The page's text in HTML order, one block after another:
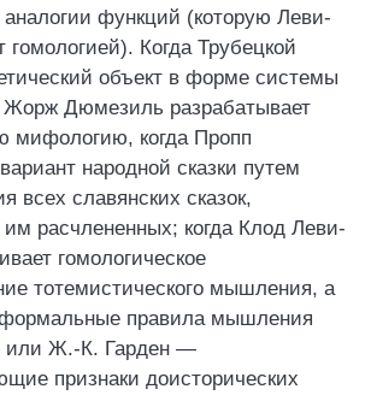
аналогии функций (которую Леви-
гомологией). Когда Трубецкой
объект в форме системы
Жорж Дюмезиль разрабатывает
мифологию, когда Пропп
народной сказки путем
всех славянских сказок,
им расчлененных; когда Клод Леви-
гомологическое
тотемистического мышления, а
правила мышления
или Ж.-К. Гарден —
признаки доисторических